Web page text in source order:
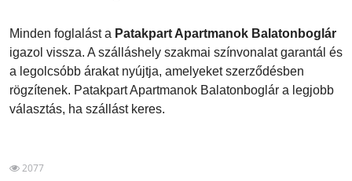
Szállások a Balatonon
Szállások Hajdúszoboszlón
Blog
Minden foglalást a Patakpart Apartmanok Balatonboglár
igazol vissza. A szálláshely szakmai színvonalat garantál és
a legolcsóbb árakat nyújtja, amelyeket szerződésben
rögzítenek. Patakpart Apartmanok Balatonboglár a legjobb
választás, ha szállást keres.
2077